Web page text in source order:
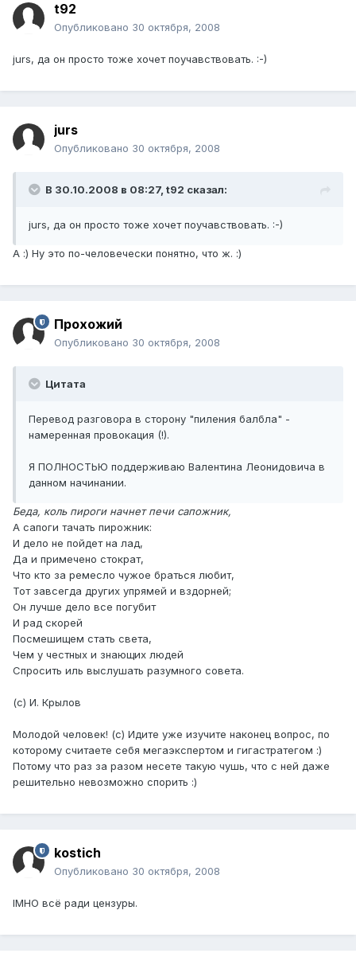
t92
Опубликовано 30 октября, 2008
jurs, да он просто тоже хочет поучавствовать. :-)
jurs
Опубликовано 30 октября, 2008
В 30.10.2008 в 08:27, t92 сказал:
jurs, да он просто тоже хочет поучавствовать. :-)
А :) Ну это по-человечески понятно, что ж. :)
Прохожий
Опубликовано 30 октября, 2008
Цитата
Перевод разговора в сторону "пиления балбла" -
намеренная провокация (!).
Я ПОЛНОСТЬЮ поддерживаю Валентина Леонидовича в
данном начинании.
Беда, коль пироги начнет печи сапожник,
А сапоги тачать пирожник:
И дело не пойдет на лад,
Да и примечено стократ,
Что кто за ремесло чужое браться любит,
Тот завсегда других упрямей и вздорней;
Он лучше дело все погубит
И рад скорей
Посмешищем стать света,
Чем у честных и знающих людей
Спросить иль выслушать разумного совета.
(с) И. Крылов
Молодой человек! (с) Идите уже изучите наконец вопрос, по
которому считаете себя мегаэкспертом и гигастратегом :)
Потому что раз за разом несете такую чушь, что с ней даже
решительно невозможно спорить :)
kostich
Опубликовано 30 октября, 2008
IMHO всё ради цензуры.